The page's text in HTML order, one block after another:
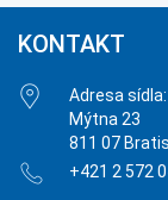
KONTAKT
Adresa sídla:
Mýtna 23
811 07
+421 2 572